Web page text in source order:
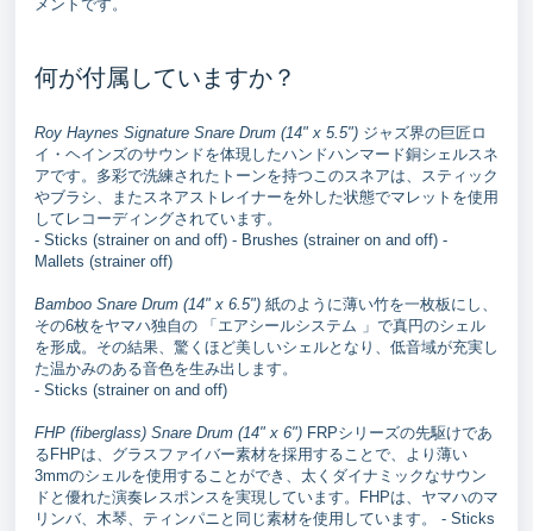
メントです。
何が付属していますか？
Roy Haynes Signature Snare Drum (14" x 5.5") ジャズ界の巨匠ロ
イ・ヘインズのサウンドを体現したハンドハンマード銅シェルスネ
アです。多彩で洗練されたトーンを持つこのスネアは、スティック
やブラシ、またスネアストレイナーを外した状態でマレットを使用
してレコーディングされています。
- Sticks (strainer on and off) - Brushes (strainer on and off) -
Mallets (strainer off)
Bamboo Snare Drum (14" x 6.5") 紙のように薄い竹を一枚板にし、
その6枚をヤマハ独自の 「エアシールシステム 」で真円のシェル
を形成。その結果、驚くほど美しいシェルとなり、低音域が充実し
た温かみのある音色を生み出します。
- Sticks (strainer on and off)
FHP (fiberglass) Snare Drum (14" x 6") FRPシリーズの先駆けであ
るFHPは、グラスファイバー素材を採用することで、より薄い
3mmのシェルを使用することができ、太くダイナミックなサウン
ドと優れた演奏レスポンスを実現しています。FHPは、ヤマハのマ
リンバ、木琴、ティンパニと同じ素材を使用しています。 - Sticks